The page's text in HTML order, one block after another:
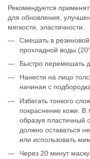
Рекомендуется
для обновления,
мягкости, эластичности.
Смешать в
прохладной воды
Быстро перемешать
Нанести на лицо
начиная с
Избегать тонкого
покраснение кожи. В
образуя пластичный
должно оставаться
или использовать
Через 20 минут